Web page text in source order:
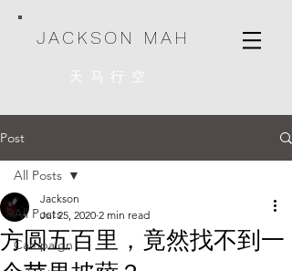
JACKSON MAH
天马行空
Post
All Posts
Campaign
All Posts
方圆五百里，竟然找不到一
Jackson
Jul 25, 2020 2 min read